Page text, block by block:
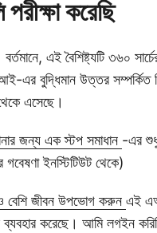
করেছি
এই বৈশিষ্ট্যটি ৩৬০
এআই-এর বুদ্ধিমান উত্তর
এসেছে।
জন্য এক স্টপ সমাধান -এর
ইনস্টিটিউট থেকে)
বেশি জীবন উপভোগ করুন এই
করেছে। আমি লগইন